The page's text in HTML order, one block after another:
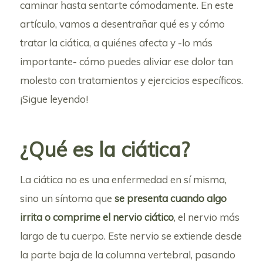
caminar hasta sentarte cómodamente. En este
artículo, vamos a desentrañar qué es y cómo
tratar la ciática, a quiénes afecta y -lo más
importante- cómo puedes aliviar ese dolor tan
molesto con tratamientos y ejercicios específicos.
¡Sigue leyendo!
¿Qué es la ciática?
La ciática no es una enfermedad en sí misma,
sino un síntoma que se presenta cuando algo
irrita o comprime el nervio ciático, el nervio más
largo de tu cuerpo. Este nervio se extiende desde
la parte baja de la columna vertebral, pasando